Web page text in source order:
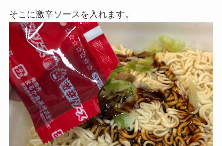
そこに激辛ソースを入れます。